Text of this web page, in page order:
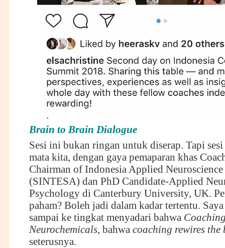
Brain to Brain Dialogue
Sesi ini bukan ringan untuk diserap. Tapi
mata kita, dengan gaya pemaparan khas
Chairman of Indonesia Applied
(SINTESA) dan PhD Candidate-Applied
Psychology di Canterbury University, UK.
paham? Boleh jadi dalam kadar tertentu.
sampai ke tingkat menyadari bahwa
Neurochemicals, bahwa coaching rewires the
seterusnya.